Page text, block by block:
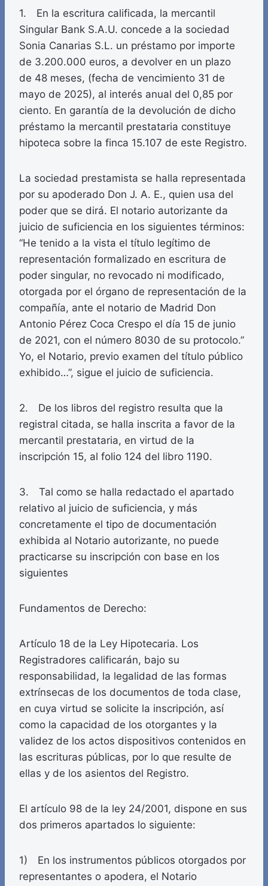
1. En la escritura calificada, la mercantil
Singular Bank S.A.U. concede a la sociedad
Sonia Canarias S.L. un préstamo por importe
de 3.200.000 euros, a devolver en un plazo
de 48 meses, (fecha de vencimiento 31 de
mayo de 2025), al interés anual del 0,85 por
ciento. En garantía de la devolución de dicho
préstamo la mercantil prestataria constituye
hipoteca sobre la finca 15.107 de este Registro.
La sociedad prestamista se halla representada
por su apoderado Don J. A. E., quien usa del
poder que se dirá. El notario autorizante da
juicio de suficiencia en los siguientes términos:
“He tenido a la vista el título legítimo de
representación formalizado en escritura de
poder singular, no revocado ni modificado,
otorgada por el órgano de representación de la
compañía, ante el notario de Madrid Don
Antonio Pérez Coca Crespo el día 15 de junio
de 2021, con el número 8030 de su protocolo.”
Yo, el Notario, previo examen del título público
exhibido…”, sigue el juicio de suficiencia.
2. De los libros del registro resulta que la
registral citada, se halla inscrita a favor de la
mercantil prestataria, en virtud de la
inscripción 15, al folio 124 del libro 1190.
3. Tal como se halla redactado el apartado
relativo al juicio de suficiencia, y más
concretamente el tipo de documentación
exhibida al Notario autorizante, no puede
practicarse su inscripción con base en los
siguientes
Fundamentos de Derecho:
Artículo 18 de la Ley Hipotecaria. Los
Registradores calificarán, bajo su
responsabilidad, la legalidad de las formas
extrínsecas de los documentos de toda clase,
en cuya virtud se solicite la inscripción, así
como la capacidad de los otorgantes y la
validez de los actos dispositivos contenidos en
las escrituras públicas, por lo que resulte de
ellas y de los asientos del Registro.
El artículo 98 de la ley 24/2001, dispone en sus
dos primeros apartados lo siguiente:
1) En los instrumentos públicos otorgados por
representantes o apodera, el Notario